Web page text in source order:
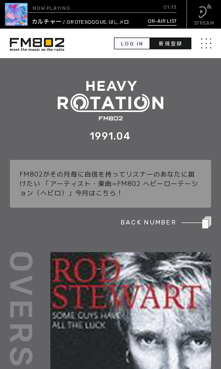
LOG IN 新規登録 メニ
索
GUEST CALENDAR
EVENT CALENDAR
HEAVY ROTATION
DJ
FAQ
ONLINESHOP
NOW PLAYING 01:13
ラブカルチャー/ GROTESQQQUE, はしメロ ON-AIR LIST STREAM
1991.04
FM802がその月毎に自信を持ってリスナーのあなたに届
けたい 「アーティスト・楽曲=FM802 ヘビーローテーシ
ョン（ヘビロ）」今月はこちら！
BACK NUMBER